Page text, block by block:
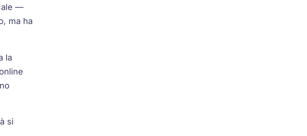
—
ma ha
la
si